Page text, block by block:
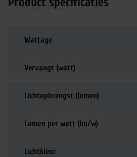
Wattage
Vervangt (watt)
Lichtopbrengst (lumen)
Lumen per watt (lm/w)
Lichtkleur